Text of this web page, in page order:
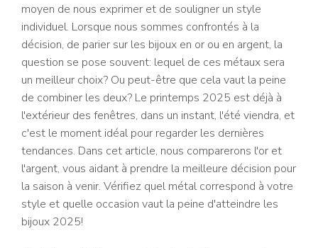
moyen de nous exprimer et de souligner un style
individuel. Lorsque nous sommes confrontés à la
décision, de parier sur les bijoux en or ou en argent, la
question se pose souvent: lequel de ces métaux sera
un meilleur choix? Ou peut-être que cela vaut la peine
de combiner les deux? Le printemps 2025 est déjà à
l'extérieur des fenêtres, dans un instant, l'été viendra, et
c'est le moment idéal pour regarder les dernières
tendances. Dans cet article, nous comparerons l'or et
l'argent, vous aidant à prendre la meilleure décision pour
la saison à venir. Vérifiez quel métal correspond à votre
style et quelle occasion vaut la peine d'atteindre les
bijoux 2025!